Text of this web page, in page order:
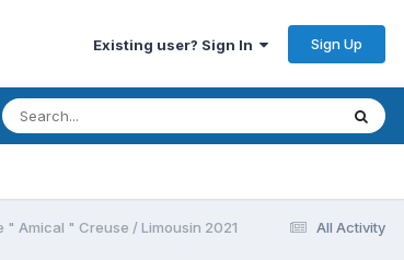
Existing user? Sign In Sign Up
All Activity
" Amical " Creuse / Limousin 2021